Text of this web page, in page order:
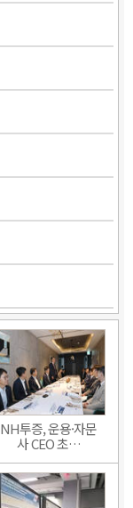
NH투증, 운용·자문
사 CEO 초…